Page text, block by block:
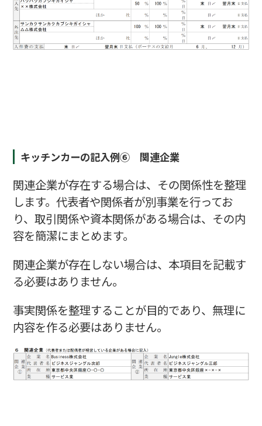
キッチンカーの記入例⑥ 関連企業
関連企業が存在する場合は、その関係性を整理
します。代表者や関係者が別事業を行ってお
り、取引関係や資本関係がある場合は、その内
容を簡潔にまとめます。
関連企業が存在しない場合は、本項目を記載す
る必要はありません。
事実関係を整理することが目的であり、無理に
内容を作る必要はありません。